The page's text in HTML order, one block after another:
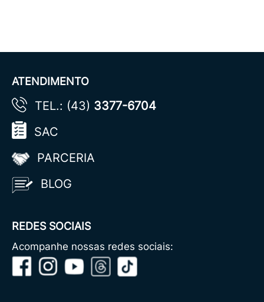
ATENDIMENTO
TEL.: (43) 3377-6704
SAC
PARCERIA
BLOG
REDES SOCIAIS
Acompanhe nossas redes sociais: